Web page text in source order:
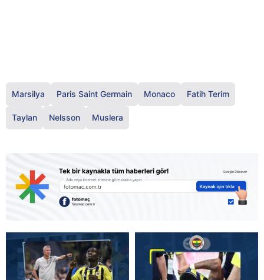
Marsilya Paris Saint Germain Monaco Fatih Terim
Taylan Nelsson Muslera